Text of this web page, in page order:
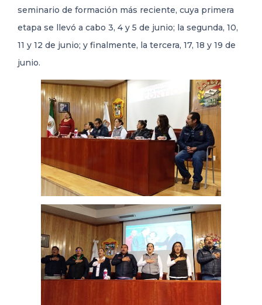
seminario de formación más reciente, cuya primera
etapa se llevó a cabo 3, 4 y 5 de junio; la segunda, 10,
11 y 12 de junio; y finalmente, la tercera, 17, 18 y 19 de
junio.